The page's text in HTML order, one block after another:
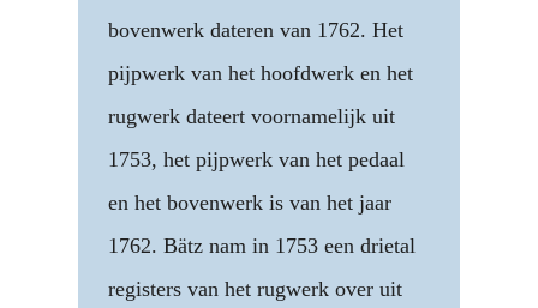
bovenwerk dateren van 1762. Het
pijpwerk van het hoofdwerk en het
rugwerk dateert voornamelijk uit
1753, het pijpwerk van het pedaal
en het bovenwerk is van het jaar
1762. Bätz nam in 1753 een drietal
registers van het rugwerk over uit